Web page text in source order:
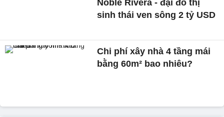
Noble Rivera - đại đô thị
sinh thái ven sông 2 tỷ USD
Chi phí xây nhà 4 tầng mái
bằng 60m² bao nhiêu?